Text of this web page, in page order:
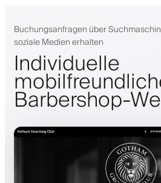
Buchungsanfragen über
soziale Medien erhalten
Individuelle
Barbershop-